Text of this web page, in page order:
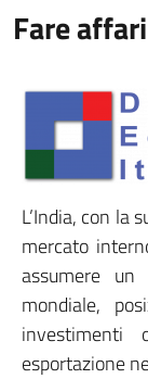
Fare
L’India, con la
mercato
assumere un
mondiale,
esportazione